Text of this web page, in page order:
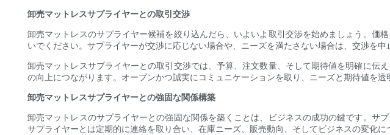
卸売マットレスサプライヤーとの取引交渉
卸売マットレスのサプライヤー候補を絞り込んだら、いよいよ取引交渉を始めましょう。
いでください。サプライヤーが交渉に応じない場合や、ニーズを満たさない場合は、交渉を中
卸売マットレスサプライヤーとの取引交渉では、予算、注文数量、そして期待値を明確に
の向上につながります。オープンかつ誠実にコミュニケーションを取り、ニーズと期待値を
卸売マットレスサプライヤーとの強固な関係構築
卸売マットレスのサプライヤーとの強固な関係を築くことは、ビジネスの成功の鍵です。サ
サプライヤーとは定期的に連絡を取り合い、在庫ニーズ、販売動向、そしてビジネスの変化に